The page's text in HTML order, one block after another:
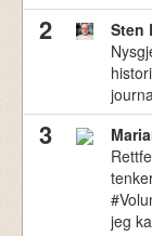
2 Sten
3
jeg